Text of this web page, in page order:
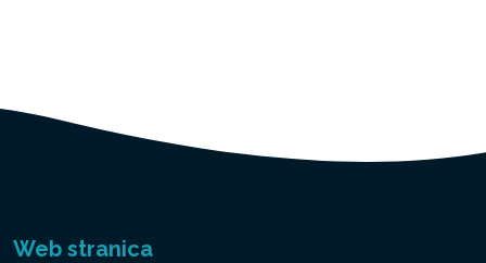
Web stranica